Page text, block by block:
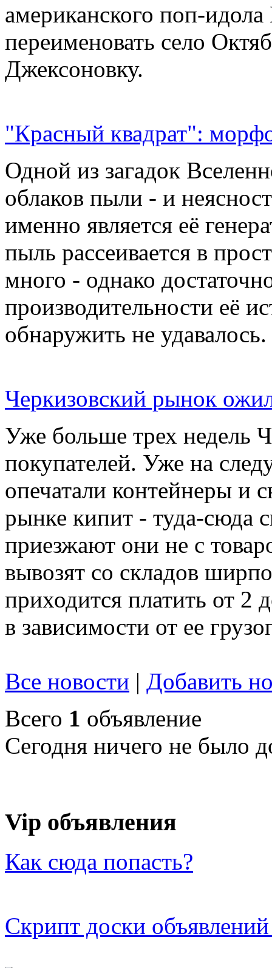
американского поп-
переименовать село
Джексоновку.
"Красный квадрат":
Одной из загадок
облаков пыли - и
именно является её
пыль рассеивается в
много - однако
производительности её
обнаружить не удавалось.
Черкизовский рынок
Уже больше трех недель
покупателей. Уже на
опечатали контейнеры и
рынке кипит - туда-сюда
приезжают они не с
вывозят со складов
приходится платить от 2
в зависимости от ее
Все новости | Добавить
Всего 1 объявление
Сегодня ничего не было
Vip объявления
Как сюда попасть?
Скрипт доски